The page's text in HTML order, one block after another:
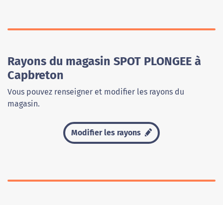
Rayons du magasin SPOT PLONGEE à
Capbreton
Vous pouvez renseigner et modifier les rayons du
magasin.
Modifier les rayons